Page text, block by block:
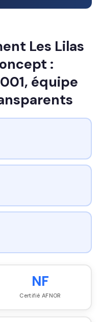
Les Lilas
:
équipe
NF
Certifié AFNOR